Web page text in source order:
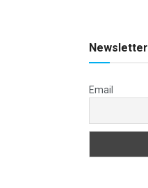
Newsletter
Email